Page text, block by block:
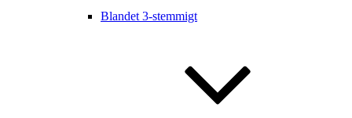
Blandet 3-stemmigt